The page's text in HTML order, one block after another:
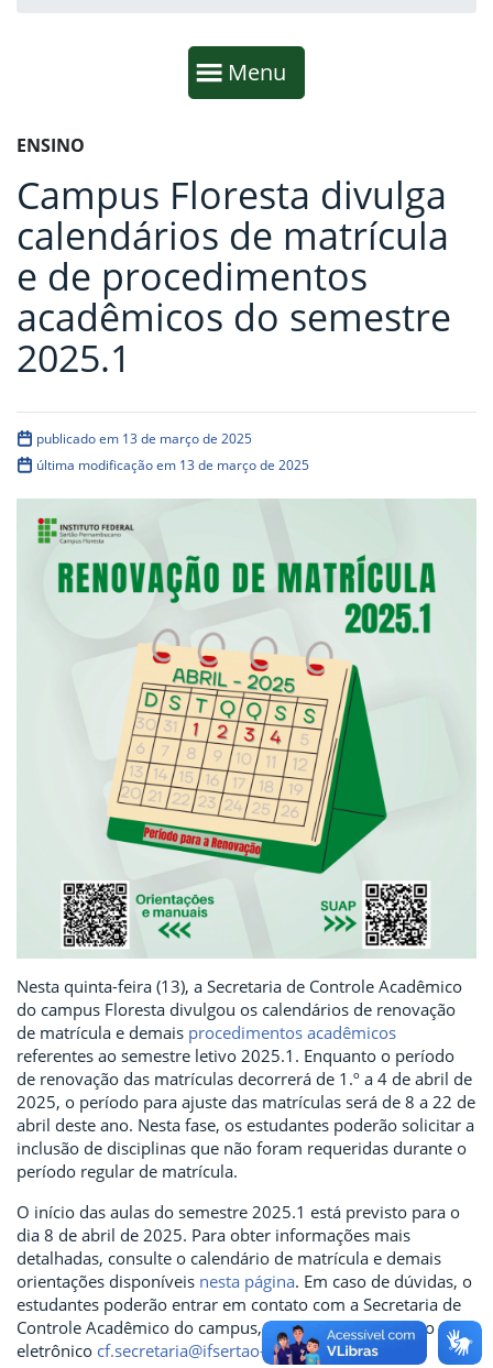
Mostrar
Menu
Fim da navegação
Início do conteúdo
ENSINO
Campus Floresta divulga
calendários de matrícula
e de procedimentos
acadêmicos do semestre
2025.1
publicado em 13 de março de 2025
última modificação em 13 de março de 2025
Nesta quinta-feira (13), a Secretaria de Controle Acadêmico
do campus Floresta divulgou os calendários de renovação
de matrícula e demais procedimentos acadêmicos
referentes ao semestre letivo 2025.1. Enquanto o período
de renovação das matrículas decorrerá de 1.º a 4 de abril de
2025, o período para ajuste das matrículas será de 8 a 22 de
abril deste ano. Nesta fase, os estudantes poderão solicitar a
inclusão de disciplinas que não foram requeridas durante o
período regular de matrícula.
O início das aulas do semestre 2025.1 está previsto para o
dia 8 de abril de 2025. Para obter informações mais
detalhadas, consulte o calendário de matrícula e demais
orientações disponíveis nesta página. Em caso de dúvidas, o
estudantes poderão entrar em contato com a Secretaria de
Controle Acadêmico do campus, por meio do endereço
eletrônico cf.secretaria@ifsertao-pe.edu.br.